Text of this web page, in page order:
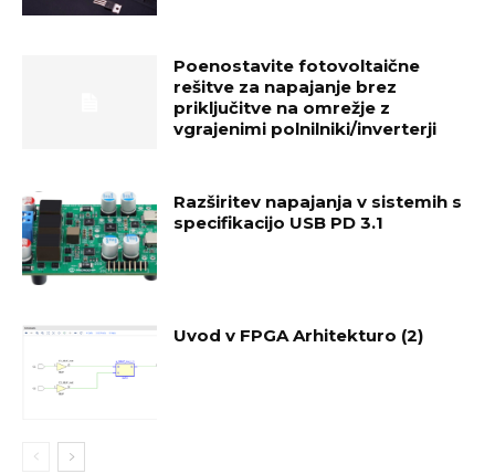
Poenostavite fotovoltaične
rešitve za napajanje brez
priključitve na omrežje z
vgrajenimi polnilniki/inverterji
Razširitev napajanja v sistemih s
specifikacijo USB PD 3.1
Uvod v FPGA Arhitekturo (2)